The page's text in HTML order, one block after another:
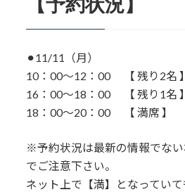
【予約状況】
⚫︎11/11（月）
10：00〜12：00 【 残り2名 】
16：00～18：00 【 残り1名 】
18：00～20：00 【 満席 】
※予約状況は最新の情報でな
でご注意下さい。
ネット上で【満】となってい